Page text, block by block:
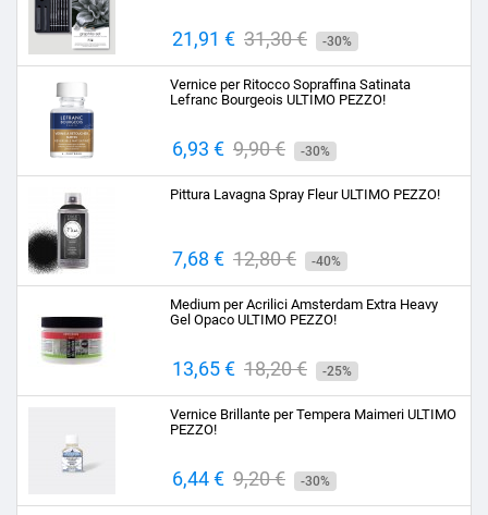
Prezzo
21,91 € Prezzo
base
31,30 € -30%
Vernice per Ritocco Sopraffina Satinata
Lefranc Bourgeois ULTIMO PEZZO!
Prezzo
6,93 € Prezzo
base
9,90 € -30%
Pittura Lavagna Spray Fleur ULTIMO PEZZO!
Prezzo
7,68 € Prezzo
base
12,80 € -40%
Medium per Acrilici Amsterdam Extra Heavy
Gel Opaco ULTIMO PEZZO!
Prezzo
13,65 € Prezzo
base
18,20 € -25%
Vernice Brillante per Tempera Maimeri ULTIMO
PEZZO!
Prezzo
6,44 € Prezzo
base
9,20 € -30%